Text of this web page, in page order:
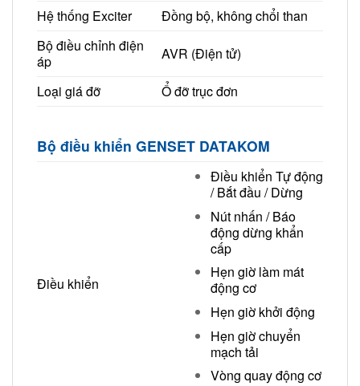
Hệ thống Exciter
Đồng bộ, không chổi than
Bộ điều chỉnh điện
áp
AVR (Điện tử)
Loại giá đỡ Ổ đỡ trục đơn
Bộ điều khiển GENSET DATAKOM
Điều khiển
Điều khiển Tự động
/ Bắt đầu / Dừng
Nút nhấn / Báo
động dừng khẩn
cấp
Hẹn giờ làm mát
động cơ
Hẹn giờ khởi động
Hẹn giờ chuyển
mạch tải
Vòng quay động cơ